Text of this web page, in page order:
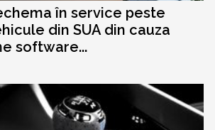
în service peste
din SUA din cauza
software...